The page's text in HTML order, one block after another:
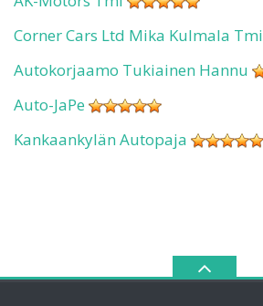
Corner Cars Ltd Mika Kulmala Tmi
Autokorjaamo Tukiainen Hannu
Auto-JaPe
Kankaankylän Autopaja